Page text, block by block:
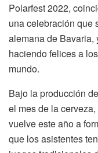
Polarfest2022,
una celebración que
alemana de Bavaria,
haciendo felices a
mundo.
Bajo la producción de
el mes de la cerveza,
vuelveeste año a
que los asistentes